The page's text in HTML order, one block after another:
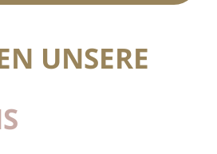
UNSERE